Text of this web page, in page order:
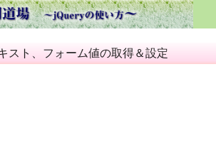
ト、フォーム値の取得＆設定